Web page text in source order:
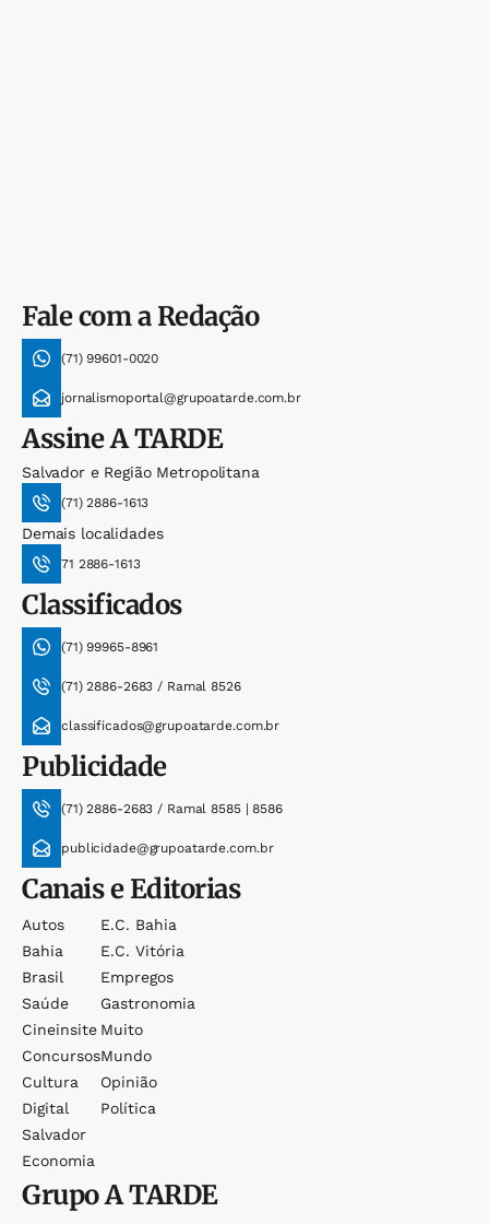
Fale com a Redação
(71) 99601-0020
jornalismoportal@grupoatarde.com.br
AssineA TARDE
Salvador e Região Metropolitana
(71) 2886-1613
Demais localidades
71 2886-1613
Classificados
(71) 99965-8961
(71) 2886-2683 / Ramal 8526
classificados@grupoatarde.com.br
Publicidade
(71) 2886-2683 / Ramal 8585 | 8586
publicidade@grupoatarde.com.br
Canais e Editorias
Autos
Bahia
Brasil
Saúde
Cineinsite
Concursos
Cultura
Digital
Salvador
Economia
E.c. Bahia
E.c. Vitória
Empregos
Gastronomia
Muito
Mundo
Opinião
Política
GrupoA TARDE